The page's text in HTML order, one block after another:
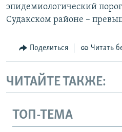
эпидемиологический
Судакском районе –
Поделиться Читать
ЧИТАЙТЕ ТАКЖЕ:
ТОП-ТЕМА